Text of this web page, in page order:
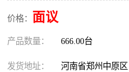
价格： 面议
产品数量： 666.00台
发货地址： 河南省郑州中原区